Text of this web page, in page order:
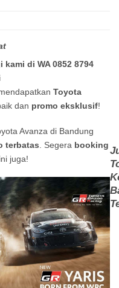
kami di WA 0852 8794
Toyota
dan promo eksklusif!
Avanza di Bandung
terbatas . Segera booking
juga!